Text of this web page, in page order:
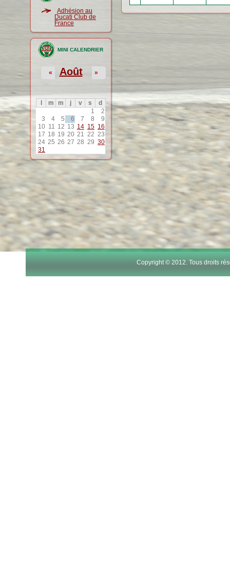
Adhésion au
Ducati Club de
France
MINI CALENDRIER
Août
« »
m m j v s
d
1
2
3
4 5 6 7 8
9
10 11 12 13 14 15 16
17 18 19 20 21 22 23
24 25 26 27 28 29 30
31
Copyright © 2012. Tous droits